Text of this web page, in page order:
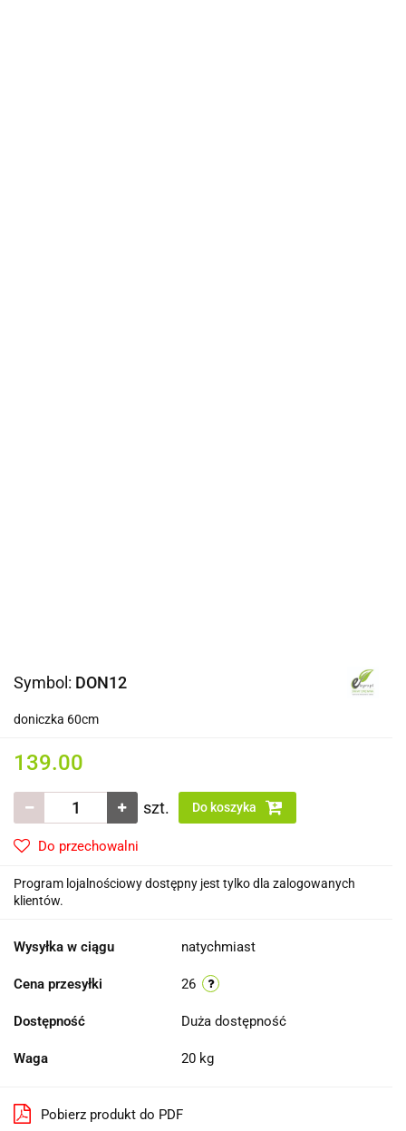
Symbol: DON12
doniczka 60cm
139.00
szt. Do koszyka
Do przechowalni
Program lojalnościowy dostępny jest tylko dla zalogowanych
klientów.
Wysyłka w ciągu natychmiast
Cena przesyłki 26
Dostępność Duża dostępność
Waga 20 kg
Pobierz produkt do PDF